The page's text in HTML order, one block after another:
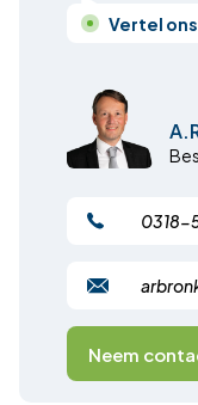
Vertel
0318-
Neem